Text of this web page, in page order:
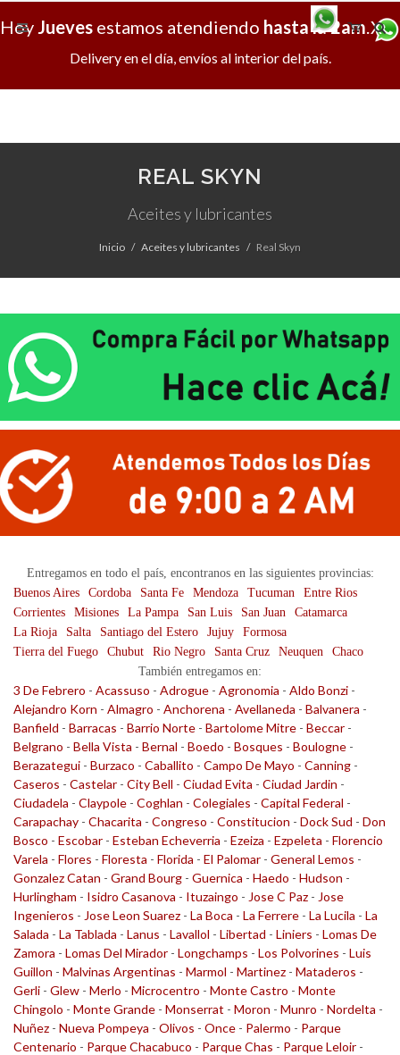
X
Hoy Jueves estamos atendiendo hasta la 2am.
Delivery en el día, envíos al interior del país.
REAL SKYN
Aceites y lubricantes
Inicio Aceites y lubricantes Real Skyn
No existen productos en esta categoria.
Entregamos en todo el país, encontranos en las siguientes provincias:
Buenos Aires
Cordoba Santa Fe Mendoza Tucuman
Entre Rios
Corrientes
Misiones La Pampa San Luis San Juan
Catamarca
La Rioja
Salta Santiago del Estero Jujuy
Formosa
Tierra del Fuego
Chubut Rio Negro Santa Cruz Neuquen
Chaco
También entregamos en:
3 De Febrero - Acassuso - Adrogue - Agronomia - Aldo Bonzi -
Alejandro Korn - Almagro - Anchorena - Avellaneda - Balvanera -
Banfield - Barracas - Barrio Norte - Bartolome Mitre - Beccar -
Belgrano - Bella Vista - Bernal - Boedo - Bosques - Boulogne -
Berazategui - Burzaco - Caballito - Campo De Mayo - Canning -
Caseros - Castelar - City Bell - Ciudad Evita - Ciudad Jardin -
Ciudadela - Claypole - Coghlan - Colegiales - Capital Federal -
Carapachay - Chacarita - Congreso - Constitucion - Dock Sud - Don
Bosco - Escobar - Esteban Echeverria - Ezeiza - Ezpeleta - Florencio
Varela - Flores - Floresta - Florida - El Palomar - General Lemos -
Gonzalez Catan - Grand Bourg - Guernica - Haedo - Hudson -
Hurlingham - Isidro Casanova - Ituzaingo - Jose C Paz - Jose
Ingenieros - Jose Leon Suarez - La Boca - La Ferrere - La Lucila - La
Salada - La Tablada - Lanus - Lavallol - Libertad - Liniers - Lomas De
Zamora - Lomas Del Mirador - Longchamps - Los Polvorines - Luis
Guillon - Malvinas Argentinas - Marmol - Martinez - Mataderos -
Gerli - Glew - Merlo - Microcentro - Monte Castro - Monte
Chingolo - Monte Grande - Monserrat - Moron - Munro - Nordelta -
Nuñez - Nueva Pompeya - Olivos - Once - Palermo - Parque
Centenario - Parque Chacabuco - Parque Chas - Parque Leloir -